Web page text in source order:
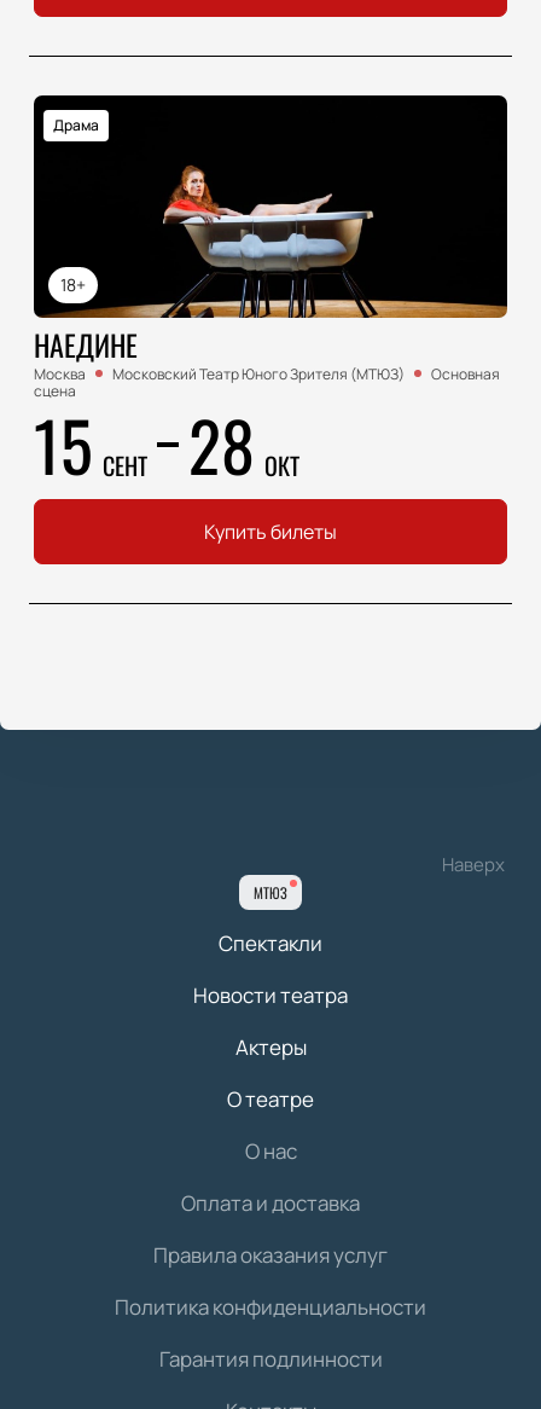
18+
Драма
НАЕДИНЕ
Москва Московский Театр Юного Зрителя (МТЮЗ)
Основная
сцена
15 СЕНТ 28 ОКТ
Купить билеты
Наверх
МТЮЗ
Спектакли
Новости театра
Актеры
О театре
О нас
Оплата и доставка
Правила оказания услуг
Политика конфиденциальности
Гарантия подлинности